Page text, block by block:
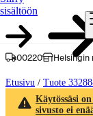
sisältöön
00220 Helsingin
Etusivu / Tuote
Käytössäsi
sivusto ei